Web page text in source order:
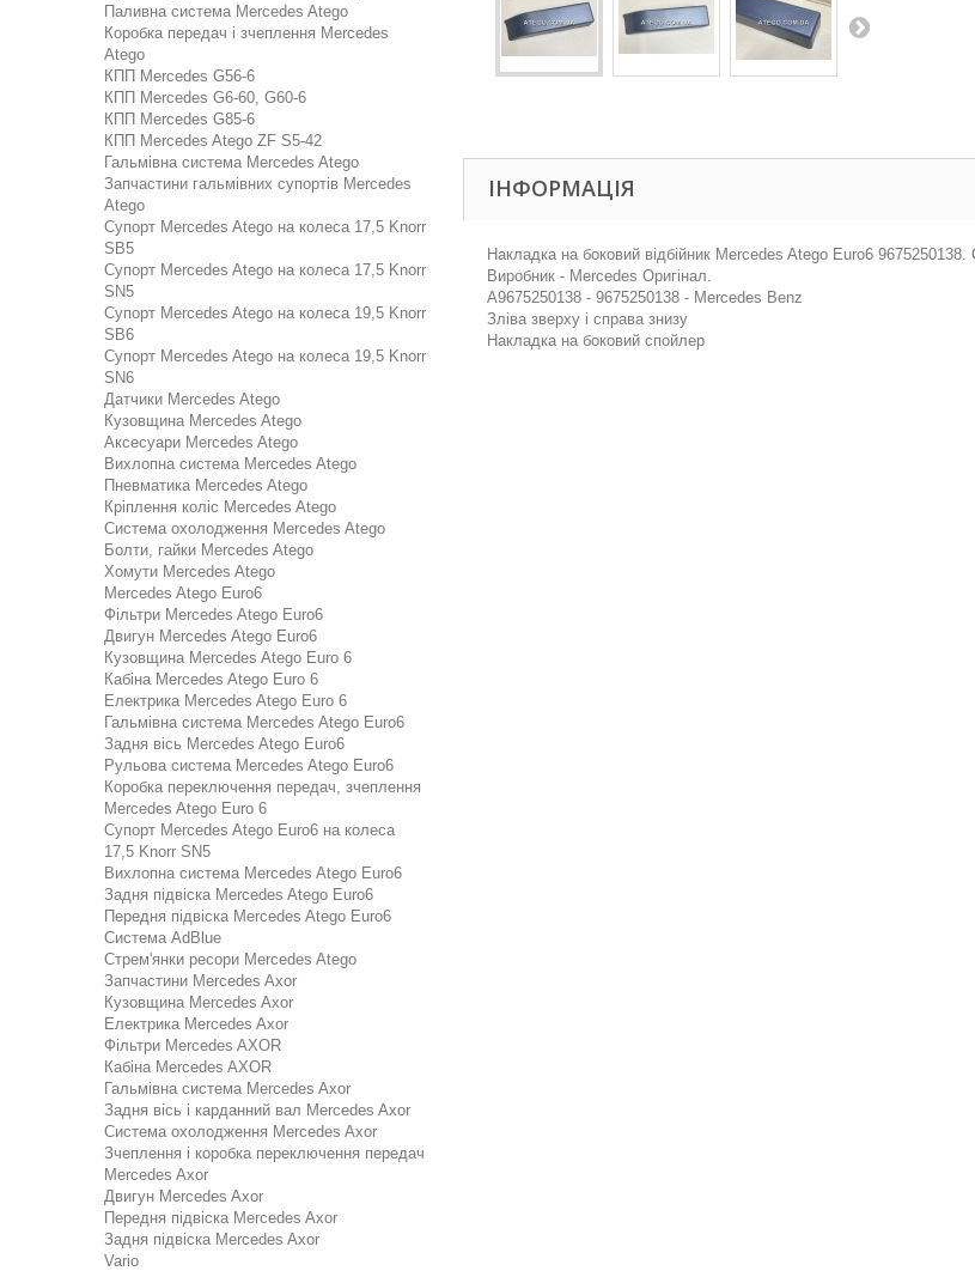
Паливна система Mercedes Atego
Коробка передач і зчеплення Mercedes
Atego
КПП Mercedes G56-6
КПП Mercedes G6-60, G60-6
КПП Mercedes G85-6
КПП Mercedes Atego ZF S5-42
Гальмівна система Mercedes Atego
Запчастини гальмівних супортів Mercedes
Atego
Супорт Mercedes Atego на колеса 17,5 Knorr
SB5
Супорт Mercedes Atego на колеса 17,5 Knorr
SN5
Супорт Mercedes Atego на колеса 19,5 Knorr
SB6
Супорт Mercedes Atego на колеса 19,5 Knorr
SN6
Датчики Mercedes Atego
Кузовщина Mercedes Atego
Аксесуари Mercedes Atego
Вихлопна система Mercedes Atego
Пневматика Mercedes Atego
Кріплення коліс Mercedes Atego
Система охолодження Mercedes Atego
Болти, гайки Mercedes Atego
Хомути Mercedes Atego
Mercedes Atego Euro6
Фільтри Mercedes Atego Euro6
Двигун Mercedes Atego Euro6
Кузовщина Mercedes Atego Euro 6
Кабіна Mercedes Atego Euro 6
Електрика Mercedes Atego Euro 6
Гальмівна система Mercedes Atego Euro6
Задня вісь Mercedes Atego Euro6
Рульова система Mercedes Atego Euro6
Коробка переключення передач, зчеплення
Mercedes Atego Euro 6
Супорт Mercedes Atego Euro6 на колеса
17,5 Knorr SN5
Вихлопна система Mercedes Atego Euro6
Задня підвіска Mercedes Atego Euro6
Передня підвіска Mercedes Atego Euro6
Система AdBlue
Стрем'янки ресори Mercedes Atego
Запчастини Mercedes Axor
Кузовщина Mercedes Axor
Електрика Mercedes Axor
Фільтри Mercedes AXOR
Кабіна Mercedes AXOR
Гальмівна система Mercedes Axor
Задня вісь і карданний вал Mercedes Axor
Система охолодження Mercedes Axor
Зчеплення і коробка переключення передач
Mercedes Axor
Двигун Mercedes Axor
Передня підвіска Mercedes Axor
Задня підвіска Mercedes Axor
Vario
ІНФОРМАЦІЯ
Накладка на боковий відбійник Mercedes Atego Euro6 9675250138.
Виробник - Mercedes Оригінал.
A9675250138 - 9675250138 - Mercedes Benz
Зліва зверху і справа знизу
Накладка на боковий спойлер